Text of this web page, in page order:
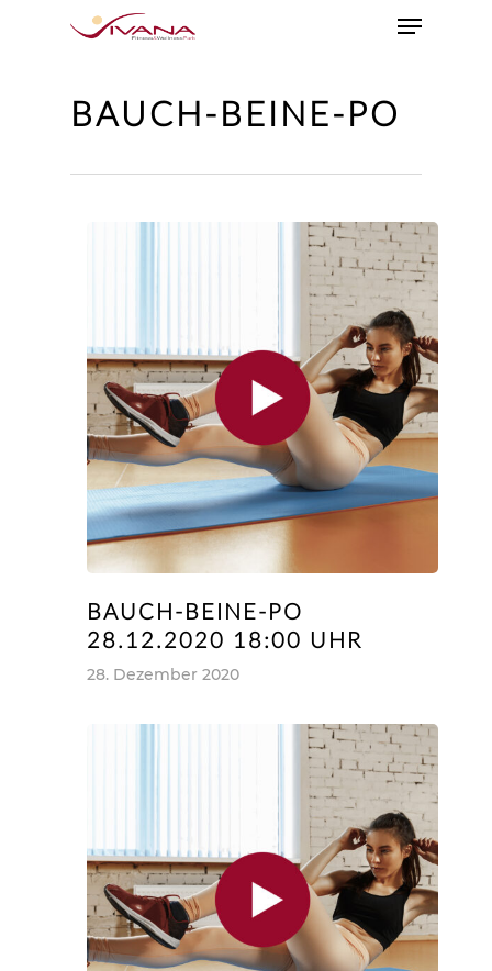
BAUCH-BEINE-PO
BAUCH-BEINE-PO
28.12.2020 18:00 UHR
28. Dezember 2020